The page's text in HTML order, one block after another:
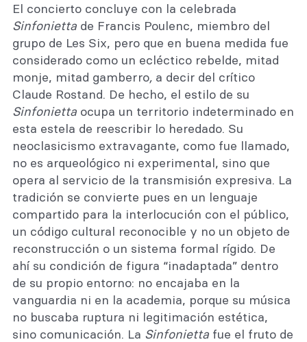
El concierto concluye con la celebrada
Sinfonietta de Francis Poulenc, miembro del
grupo de Les Six, pero que en buena medida fue
considerado como un ecléctico rebelde, mitad
monje, mitad gamberro, a decir del crítico
Claude Rostand. De hecho, el estilo de su
Sinfonietta ocupa un territorio indeterminado en
esta estela de reescribir lo heredado. Su
neoclasicismo extravagante, como fue llamado,
no es arqueológico ni experimental, sino que
opera al servicio de la transmisión expresiva. La
tradición se convierte pues en un lenguaje
compartido para la interlocución con el público,
un código cultural reconocible y no un objeto de
reconstrucción o un sistema formal rígido. De
ahí su condición de figura “inadaptada” dentro
de su propio entorno: no encajaba en la
vanguardia ni en la academia, porque su música
no buscaba ruptura ni legitimación estética,
sino comunicación. La Sinfonietta fue el fruto de